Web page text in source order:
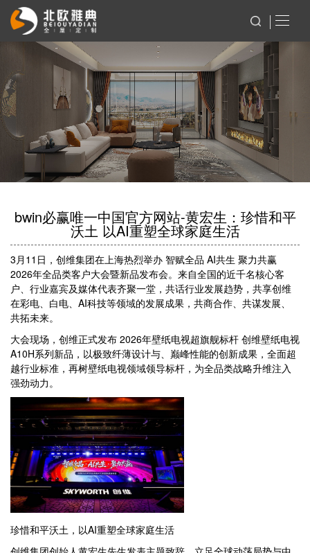
bwin必赢唯一中国官方网站-黄宏生：珍惜和平
沃土 以AI重塑全球家庭生活
3月11日，创维集团在上海热烈举办 智赋全品 AI共生 聚力共赢
2026年全品类客户大会暨新品发布会。来自全国的近千名核心客
户、行业嘉宾及媒体代表齐聚一堂，共话行业发展趋势，共享创维
在彩电、白电、AI科技等领域的发展成果，共商合作、共谋发展、
共拓未来。
大会现场，创维正式发布 2026年壁纸电视超旗舰标杆 创维壁纸电视
A10H系列新品，以极致纤薄设计与、巅峰性能的创新成果，全面超
越行业标准，再树壁纸电视领域领导标杆，为全品类战略升维注入
强劲动力。
珍惜和平沃土，以AI重塑全球家庭生活